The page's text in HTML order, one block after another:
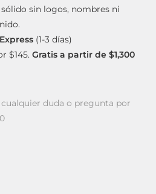
sin logos, nombres ni
(1-3 días)
$145. Gratis a partir de $1,300
duda o pregunta por